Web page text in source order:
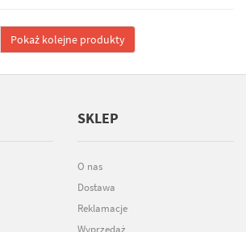
Pokaż kolejne produkty
SKLEP
O nas
Dostawa
Reklamacje